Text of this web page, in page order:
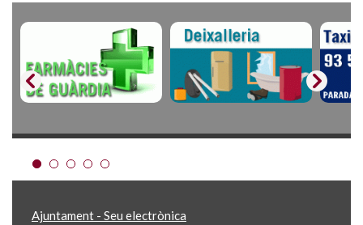
Ajuntament - Seu electrònica